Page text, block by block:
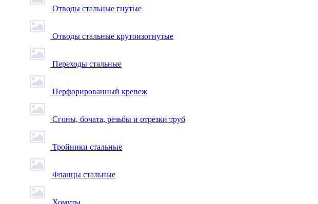
Отводы стальные гнутые
Отводы стальные крутоизогнутые
Переходы стальные
Перфорированный крепеж
Сгоны, бочата, резьбы и отрезки труб
Тройники стальные
Фланцы стальные
Хомуты